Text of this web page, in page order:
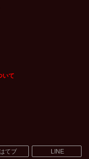
いて
はてブ LINE